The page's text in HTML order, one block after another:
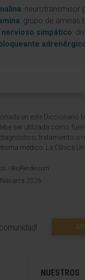
: neurotransmisor
: grupo de aminas
nervioso simpático:
en este Diccionario
ser utilizada como
tratamiento o
médico. La Clínica
BioRender.com
2026
NUESTROS